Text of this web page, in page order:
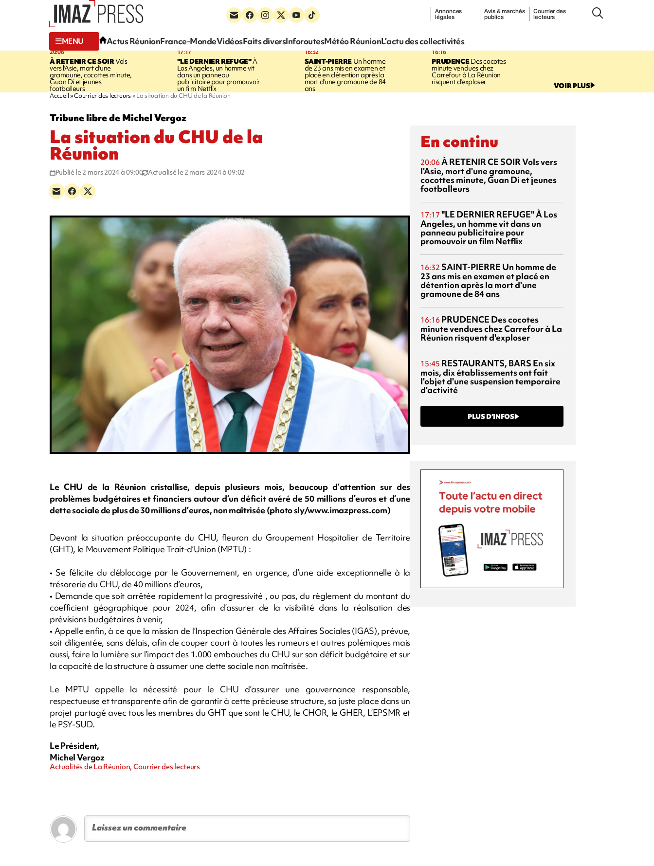
Annonces
légales
Avis & marchés
publics
Courrier des
lecteurs
MENU Actus RéunionFrance-MondeVidéosFaits diversInforoutesMétéo RéunionL’actu des collectivités
20:06
À RETENIR CE SOIRVols
vers l'Asie, mort d'une
gramoune, cocottes minute,
Guan Di et jeunes
footballeurs
17:17
"LE DERNIER REFUGE"À
Los Angeles, un homme vit
dans un panneau
publicitaire pour promouvoir
un film Netflix
16:32
SAINT-PIERREUn homme
de 23 ans mis en examen et
placé en détention après la
mort d'une gramoune de 84
ans
16:16
PRUDENCEDes cocotes
minute vendues chez
Carrefour à La Réunion
risquent d'exploser VOIR PLUS
Accueil Courrier des lecteurs La situation du CHU de la Réunion
Tribune libre de Michel Vergoz
La situation du CHU de la
Réunion
Publié le 2 mars 2024 à 09:00 Actualisé le 2 mars 2024 à 09:02
Le CHU de la Réunion cristallise, depuis plusieurs mois, beaucoup d’attention sur des
problèmes budgétaires et financiers autour d’un déficit avéré de 50 millions d’euros et d’une
dette sociale de plus de 30 millions d’euros, non maîtrisée (photo sly/www.imazpress.com)
Devant la situation préoccupante du CHU, fleuron du Groupement Hospitalier de Territoire
(GHT), le Mouvement Politique Trait-d’Union (MPTU) :
• Se félicite du déblocage par le Gouvernement, en urgence, d’une aide exceptionnelle à la
trésorerie du CHU, de 40 millions d’euros,
• Demande que soit arrêtée rapidement la progressivité , ou pas, du règlement du montant du
coefficient géographique pour 2024, afin d’assurer de la visibilité dans la réalisation des
prévisions budgétaires à venir,
• Appelle enfin, à ce que la mission de l’Inspection Générale des Affaires Sociales (IGAS), prévue,
soit diligentée, sans délais, afin de couper court à toutes les rumeurs et autres polémiques mais
aussi, faire la lumière sur l’impact des 1.000 embauches du CHU sur son déficit budgétaire et sur
la capacité de la structure à assumer une dette sociale non maîtrisée.
Le MPTU appelle la nécessité pour le CHU d’assurer une gouvernance responsable,
respectueuse et transparente afin de garantir à cette précieuse structure, sa juste place dans un
projet partagé avec tous les membres du GHT que sont le CHU, le CHOR, le GHER, L’EPSMR et
le PSY-SUD.
Le Président,
Michel Vergoz
Actualités de La Réunion, Courrier des lecteurs
En continu
20:06À RETENIR CE SOIRVols vers
l'Asie, mort d'une gramoune,
cocottes minute, Guan Di et jeunes
footballeurs
17:17 "LE DERNIER REFUGE"À Los
Angeles, un homme vit dans un
panneau publicitaire pour
promouvoir un film Netflix
16:32 SAINT-PIERRE Un homme de
23 ans mis en examen et placé en
détention après la mort d'une
gramoune de 84 ans
16:16 PRUDENCE Des cocotes
minute vendues chez Carrefour à La
Réunion risquent d'exploser
15:45 RESTAURANTS, BARS En six
mois, dix établissements ont fait
l'objet d'une suspension temporaire
d'activité
PLUS D’INFOS